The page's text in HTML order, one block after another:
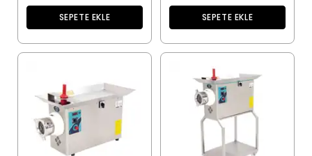
SEPETE EKLE SEPETE EKLE